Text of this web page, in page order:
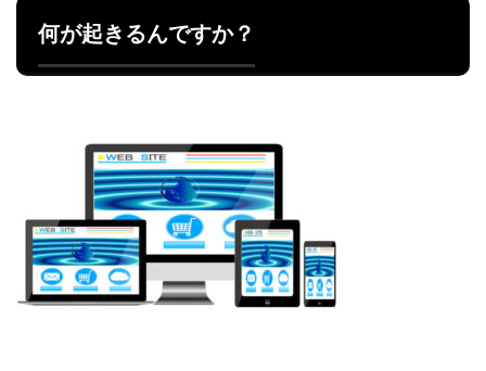
何が起きるんですか？